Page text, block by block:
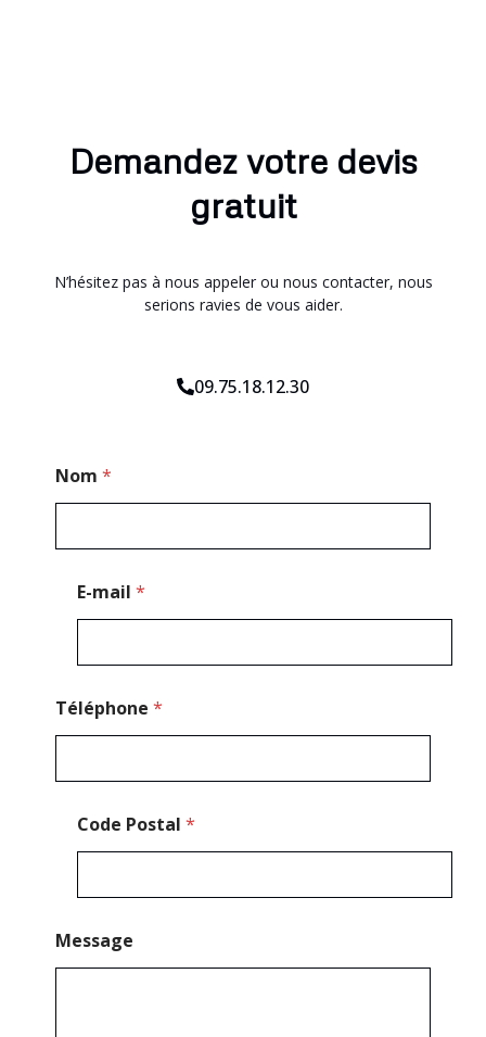
Demandez votre devis
gratuit
N’hésitez pas à nous appeler ou nous contacter, nous
serions ravies de vous aider.
09.75.18.12.30
P
o
Nom *
E-mail *
Téléphone *
Code Postal *
Message